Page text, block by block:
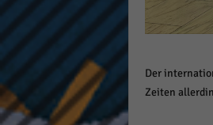
Der
Zeiten